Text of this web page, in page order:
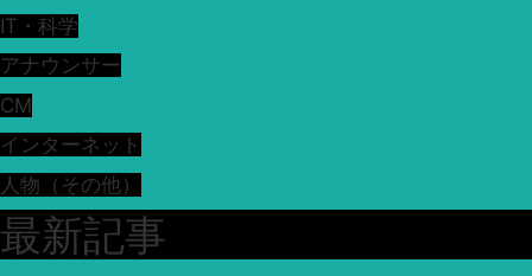
IT・科学
アナウンサー
CM
インターネット
人物（その他）
最新記事